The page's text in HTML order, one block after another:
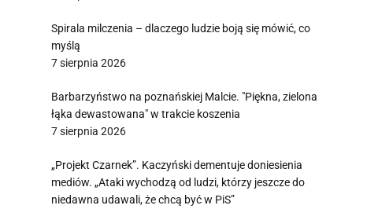
Spirala milczenia – dlaczego ludzie boją się mówić, co
myślą
7 sierpnia 2026
Barbarzyństwo na poznańskiej Malcie. "Piękna, zielona
łąka dewastowana" w trakcie koszenia
7 sierpnia 2026
„Projekt Czarnek”. Kaczyński dementuje doniesienia
mediów. „Ataki wychodzą od ludzi, którzy jeszcze do
niedawna udawali, że chcą być w PiS”